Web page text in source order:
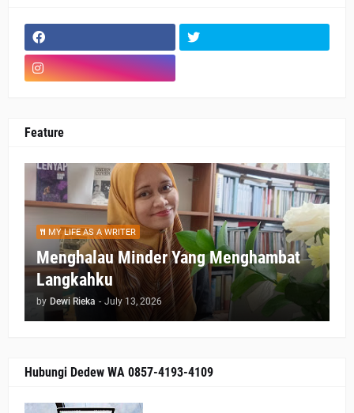
Feature
MY LIFE AS A WRITER
Menghalau Minder Yang Menghambat
Langkahku
by Dewi Rieka - July 13, 2026
Hubungi Dedew WA 0857-4193-4109